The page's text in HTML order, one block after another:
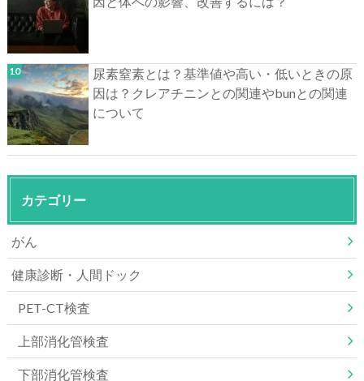
尿素窒素とは？基準値や高い・低いときの原
因は？クレアチニンとの関連やbunとの関連
について
カテゴリー
がん
健康診断・人間ドック
PET-CT検査
上部消化管検査
下部消化管検査